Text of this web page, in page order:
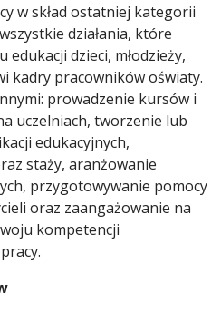
w skład ostatniej kategorii
działania, które
dzieci, młodzieży,
kadry pracowników oświaty.
prowadzenie kursów i
uczelniach, tworzenie lub
edukacyjnych,
staży, aranżowanie
przygotowywanie pomocy
oraz zaangażowanie na
kompetencji